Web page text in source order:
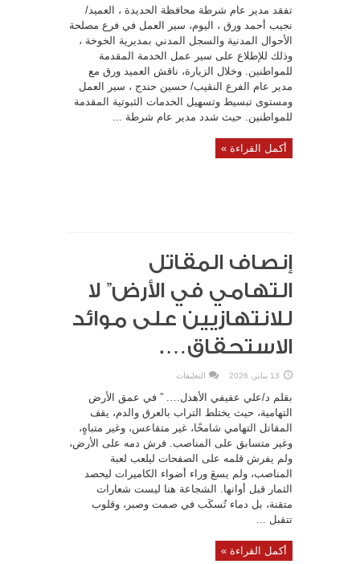
نجيب
ورق
يؤكد
بأن
المرحلة
تتطلب
تكثيف
الجهود
وتعزيز
الانضباط
الوظيفي
والالتزام
بالمعايير
المهنية….
تفقد مدير عام شرطة محافظة الحديدة ، العميد/
نجيب أحمد ورق ، اليوم، سير العمل في فرع مصلحة
الأحوال المدنية والسجل المدني بمديرية الخوخة ،
وذلك للإطلاع على سير عمل الخدمة المقدمة
للمواطنين. وخلال الزيارة، ناقش العميد ورق مع
مدير عام الفرع النقيب/ حسين حندج ، سير العمل
ومستوى تبسيط وتسهيل الخدمات الثبوتية المقدمة
للمواطنين. حيث شدد مدير عام شرطة ...
أكمل القراءة »
إنصاف المقاتل
التهامي في الأرض” لا
للانتهازيين على موائد
الاستحقاق….
13 يناير، 2026 التعليقات
المقاتل
التهامي
في
الأرض”
للانتهازيين
على
موائد
الاستحقاق….
مغلقة
بقلم د/علي عفيفي الأهدل…. ” في عمق الأرض
التهامية، حيث يختلط التراب بالعرق والدم، يقف
المقاتل التهامي شامخًا، غير متقاعس، وغير متباهٍ،
وغير متسابق على المناصب. فرش دمه على الأرض،
ولم يفرش قلمه على الصفحات ليلعب لعبة
المناصب، ولم يسعَ وراء أضواء الكاميرات ليحصد
الثمار قبل أوانها. الشجاعة هنا ليست شعارات
متقنة، بل دماء تُسكَب في صمت وصبر، وقلوب
تتقبل ...
أكمل القراءة »